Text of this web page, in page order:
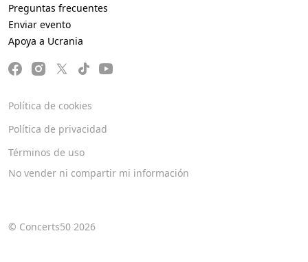
© Concerts50 2026
Preguntas frecuentes
Enviar evento
Apoya a Ucrania
Política de cookies
Política de privacidad
Términos de uso
No vender ni compartir mi información